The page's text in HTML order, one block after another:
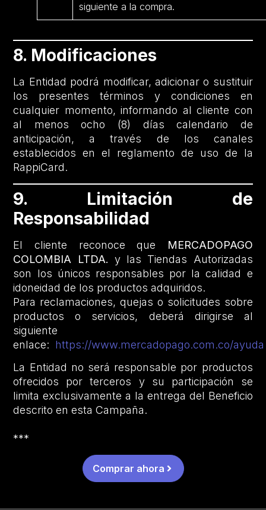
siguiente a la compra.
8. Modificaciones
La Entidad podrá modificar, adicionar o sustituir
los presentes términos y condiciones en
cualquier momento, informando al cliente con
al menos ocho (8) días calendario de
anticipación, a través de los canales
establecidos en el reglamento de uso de la
RappiCard.
9. Limitación de
Responsabilidad
El cliente reconoce que
MERCADOPAGO
COLOMBIA LTDA. y las Tiendas Autorizadas
son los únicos responsables por la calidad e
idoneidad de los productos adquiridos.
Para reclamaciones, quejas o solicitudes sobre
productos o servicios, deberá dirigirse al
siguiente
enlace: https://www.mercadopago.com.co/ayuda
La Entidad no será responsable por productos
ofrecidos por terceros y su participación se
limita exclusivamente a la entrega del Beneficio
descrito en esta Campaña.
***
Comprar ahora